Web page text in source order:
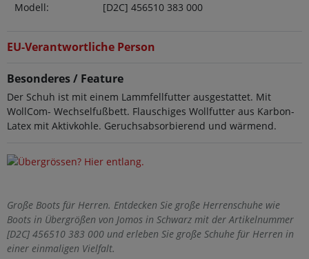
Modell: [D2C] 456510 383 000
EU-Verantwortliche Person
Besonderes / Feature
Der Schuh ist mit einem Lammfellfutter ausgestattet. Mit
WollCom- Wechselfußbett. Flauschiges Wollfutter aus Karbon-
Latex mit Aktivkohle. Geruchsabsorbierend und wärmend.
Große Boots für Herren. Entdecken Sie große Herrenschuhe wie
Boots in Übergrößen von Jomos in Schwarz mit der Artikelnummer
[D2C] 456510 383 000 und erleben Sie große Schuhe für Herren in
einer einmaligen Vielfalt.